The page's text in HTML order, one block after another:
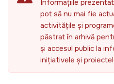
Informațiile
pot să nu mai fie
activitățile și
păstrat în arhivă
și accesul public la
inițiativele și